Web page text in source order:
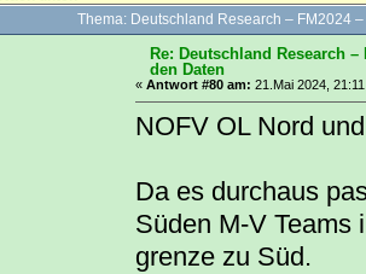
Thema: Deutschland Research – FM2024
Re: Deutschland Research –
den Daten
« Antwort #80 am: 21.Mai 2024,
NOFV OL Nord
Da es durchaus
Süden M-V Teams
grenze zu Süd.